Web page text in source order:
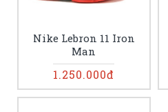
Nike Lebron 11 Iron
Man
1.250.000đ